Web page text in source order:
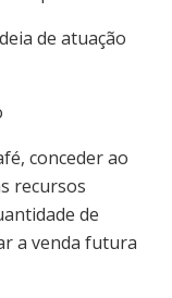
de atuação
conceder ao
recursos
de
a venda futura